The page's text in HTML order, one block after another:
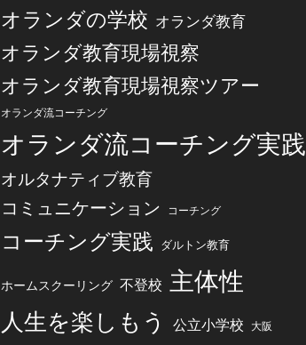
オランダの学校 オランダ教育
オランダ教育現場視察
オランダ教育現場視察ツアー
オランダ流コーチング
オランダ流コーチング実践
オルタナティブ教育
コミュニケーション コーチング
コーチング実践 ダルトン教育
ホームスクーリング 不登校 主体性
人生を楽しもう 公立小学校 大阪